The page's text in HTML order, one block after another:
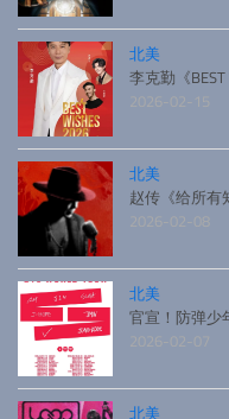
北美
李克勤《
2026-02-15
北美
赵传《给所有
2026-02-08
北美
官宣！防弹少
2026-02-07
北美